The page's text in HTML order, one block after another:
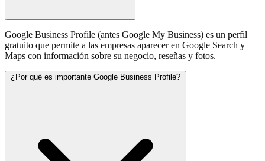
Google Business Profile (antes Google My Business) es un perfil
gratuito que permite a las empresas aparecer en Google Search y
Maps con información sobre su negocio, reseñas y fotos.
¿Por qué es importante Google Business Profile?